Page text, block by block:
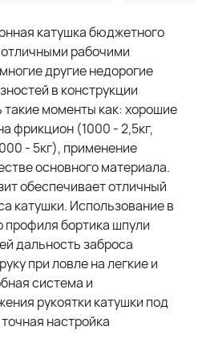
катушка бюджетного
рабочими
другие недорогие
в конструкции
моменты как: хорошие
фрикцион (1000 - 2,5кг,
- 5кг), применение
основного материала.
обеспечивает отличный
катушки. Использование в
профиля бортика шпули
дальность заброса
при ловле на легкие и
система и
рукоятки катушки под
настройка